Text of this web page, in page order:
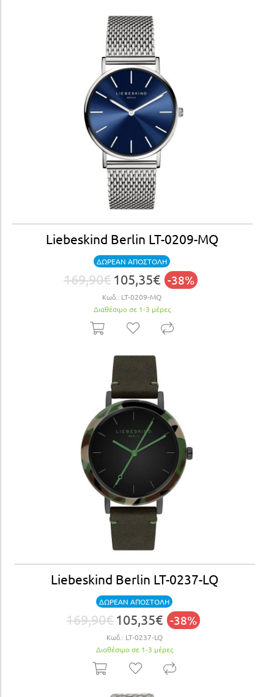
Liebeskind Berlin LT-0209-MQ
ΔΩΡΕΑΝ ΑΠΟΣΤΟΛΗ
169,90€ 105,35€ -38%
Κωδ.: LT-0209-MQ
Διαθέσιμο σε 1-3 μέρες
Liebeskind Berlin LT-0237-LQ
ΔΩΡΕΑΝ ΑΠΟΣΤΟΛΗ
169,90€ 105,35€ -38%
Κωδ.: LT-0237-LQ
Διαθέσιμο σε 1-3 μέρες